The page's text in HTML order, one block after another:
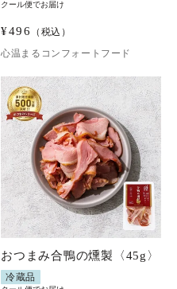
クール便でお届け
¥496
（税込）
心温まるコンフォートフード
おつまみ合鴨の燻製〈45g〉
冷蔵品